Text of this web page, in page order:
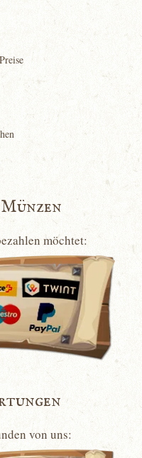
möchtet:
von uns: